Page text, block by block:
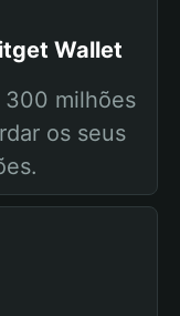
Wallet
milhões
os seus